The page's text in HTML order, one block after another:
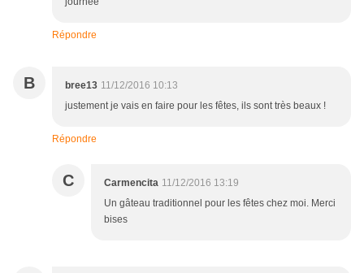
Répondre
B bree13 11/12/2016 10:13
justement je vais en faire pour les fêtes, ils sont très beaux !
Répondre
C Carmencita 11/12/2016 13:19
Un gâteau traditionnel pour les fêtes chez moi. Merci
bises